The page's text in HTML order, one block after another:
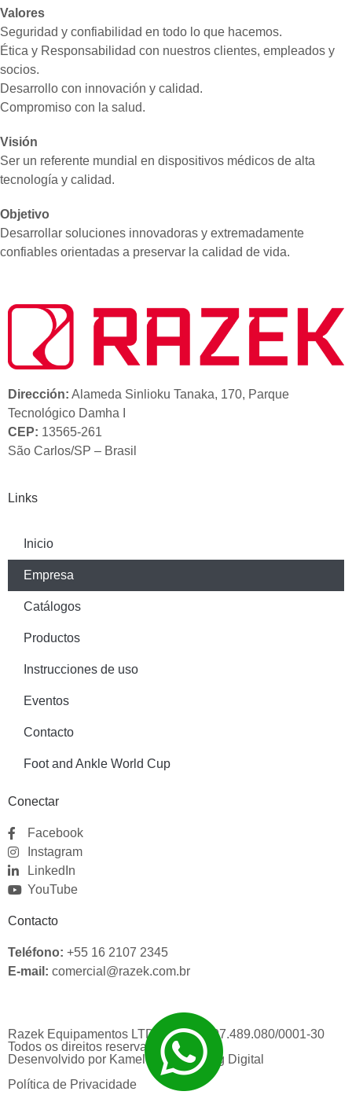
Valores
Seguridad y confiabilidad en todo lo que hacemos.
Ética y Responsabilidad con nuestros clientes, empleados y
socios.
Desarrollo con innovación y calidad.
Compromiso con la salud.
Visión
Ser un referente mundial en dispositivos médicos de alta
tecnología y calidad.
Objetivo
Desarrollar soluciones innovadoras y extremadamente
confiables orientadas a preservar la calidad de vida.
Dirección: Alameda Sinlioku Tanaka, 170, Parque
Tecnológico Damha I
CEP: 13565-261
São Carlos/SP – Brasil
Links
Inicio
Empresa
Catálogos
Productos
Instrucciones de uso
Eventos
Contacto
Foot and Ankle World Cup
Conectar
Facebook
Instagram
LinkedIn
YouTube
Contacto
Teléfono: +55 16 2107 2345
E-mail: comercial@razek.com.br
Razek Equipamentos LTDA | CNPJ: 07.489.080/0001-30
Todos os direitos reservados
Desenvolvido por Kameleon Marketing Digital
Política de Privacidade